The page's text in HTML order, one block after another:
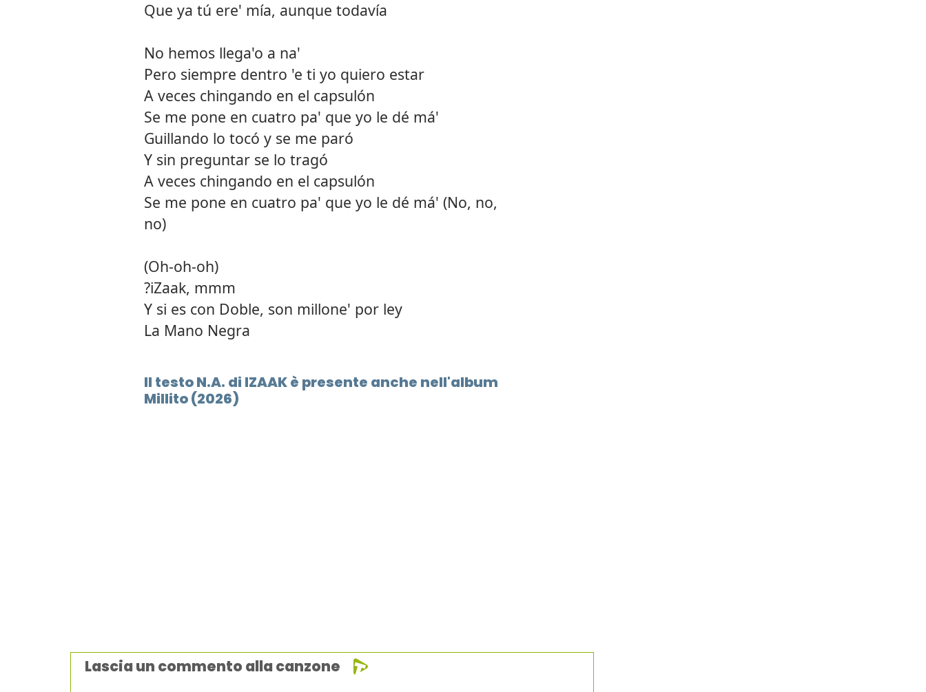
Que ya tú ere' mía, aunque todavía
No hemos llega'o a na'
Pero siempre dentro 'e ti yo quiero estar
A veces chingando en el capsulón
Se me pone en cuatro pa' que yo le dé má'
Guillando lo tocó y se me paró
Y sin preguntar se lo tragó
A veces chingando en el capsulón
Se me pone en cuatro pa' que yo le dé má' (No, no,
no)
(Oh-oh-oh)
?iZaak, mmm
Y si es con Doble, son millone' por ley
La Mano Negra
Il testo N.A. di IZAAK è presente anche nell'album
Millito (2026)
Lascia un commento alla canzone